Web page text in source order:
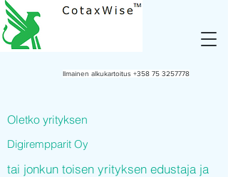
Ilmainen alkukartoitus +358 75 3257778
Oletko yrityksen
Digirempparit Oy
tai jonkun toisen yrityksen edustaja ja